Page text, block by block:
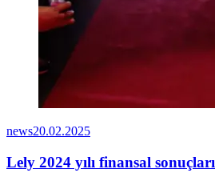
news20.02.2025
Lely 2024 yılı finansal